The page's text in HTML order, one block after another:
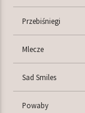
Przebiśniegi
Mlecze
Sad Smiles
Powaby